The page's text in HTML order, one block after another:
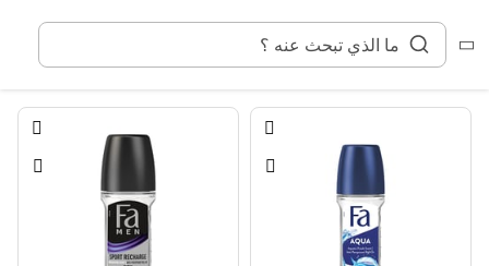
المحتوى
قائمة
الامنيات
قارن
قائمة
قارن